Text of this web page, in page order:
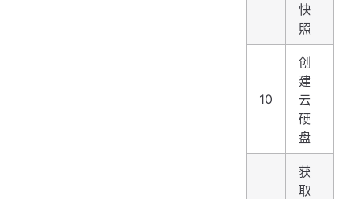
快
照
10
创
建
云
硬
盘
获
取